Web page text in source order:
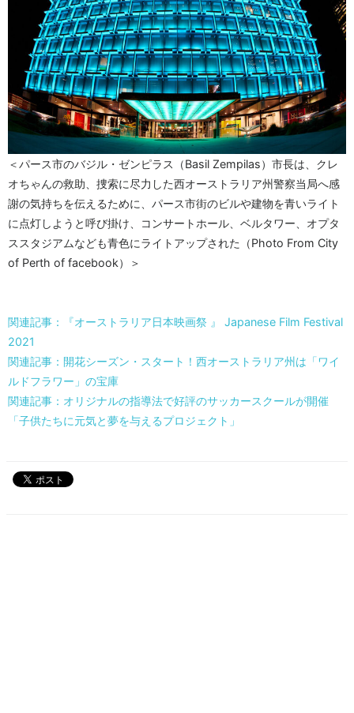
＜パース市のバジル・ゼンピラス（Basil Zempilas）市長は、クレ
オちゃんの救助、捜索に尽力した西オーストラリア州警察当局へ感
謝の気持ちを伝えるために、パース市街のビルや建物を青いライト
に点灯しようと呼び掛け、コンサートホール、ベルタワー、オプタ
ススタジアムなども青色にライトアップされた（Photo From City
of Perth of facebook）＞
関連記事：『オーストラリア日本映画祭 』 Japanese Film Festival
2021
関連記事：開花シーズン・スタート！西オーストラリア州は「ワイ
ルドフラワー」の宝庫
関連記事：オリジナルの指導法で好評のサッカースクールが開催
「子供たちに元気と夢を与えるプロジェクト」